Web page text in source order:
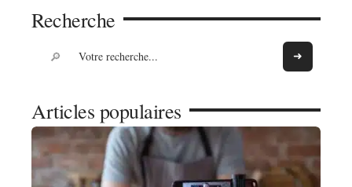
Recherche
Articles populaires